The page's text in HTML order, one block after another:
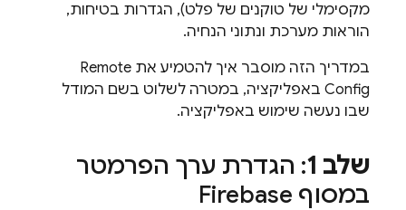
מקסימלי של טוקנים של פלט), הגדרות בטיחות,
הוראות מערכת ונתוני הנחיה.
במדריך הזה מוסבר איך להטמיע את Remote
Config באפליקציה, במטרה לשלוט בשם המודל
שבו נעשה שימוש באפליקציה.
שלב 1
: הגדרת ערך הפרמטר
במסוף Firebase